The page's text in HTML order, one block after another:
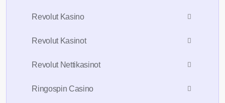
Revolut Kasino
Revolut Kasinot
Revolut Nettikasinot
Ringospin Casino